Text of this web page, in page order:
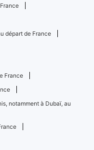
départ de France
France
notamment à Dubaï, au